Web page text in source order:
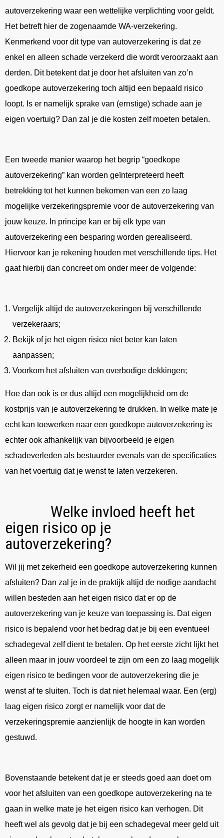
autoverzekering waar een wettelijke verplichting voor geldt.
Het betreft hier de zogenaamde WA-verzekering.
Kenmerkend voor dit type van autoverzekering is dat ze
enkel en alleen schade verzekerd die wordt veroorzaakt aan
derden. Dit betekent dat je door het afsluiten van zo’n
goedkope autoverzekering toch altijd een bepaald risico
loopt. Is er namelijk sprake van (ernstige) schade aan je
eigen voertuig? Dan zal je die kosten zelf moeten betalen.
Een tweede manier waarop het begrip “goedkope
autoverzekering” kan worden geïnterpreteerd heeft
betrekking tot het kunnen bekomen van een zo laag
mogelijke verzekeringspremie voor de autoverzekering van
jouw keuze. In principe kan er bij elk type van
autoverzekering een besparing worden gerealiseerd.
Hiervoor kan je rekening houden met verschillende tips. Het
gaat hierbij dan concreet om onder meer de volgende:
Vergelijk altijd de autoverzekeringen bij verschillende
verzekeraars;
Bekijk of je het eigen risico niet beter kan laten
aanpassen;
Voorkom het afsluiten van overbodige dekkingen;
Hoe dan ook is er dus altijd een mogelijkheid om de
kostprijs van je autoverzekering te drukken. In welke mate je
echt kan toewerken naar een goedkope autoverzekering is
echter ook afhankelijk van bijvoorbeeld je eigen
schadeverleden als bestuurder evenals van de specificaties
van het voertuig dat je wenst te laten verzekeren.
Welke invloed heeft het
eigen risico op je
autoverzekering?
Wil jij met zekerheid een goedkope autoverzekering kunnen
afsluiten? Dan zal je in de praktijk altijd de nodige aandacht
willen besteden aan het eigen risico dat er op de
autoverzekering van je keuze van toepassing is. Dat eigen
risico is bepalend voor het bedrag dat je bij een eventueel
schadegeval zelf dient te betalen. Op het eerste zicht lijkt het
alleen maar in jouw voordeel te zijn om een zo laag mogelijk
eigen risico te bedingen voor de autoverzekering die je
wenst af te sluiten. Toch is dat niet helemaal waar. Een (erg)
laag eigen risico zorgt er namelijk voor dat de
verzekeringspremie aanzienlijk de hoogte in kan worden
gestuwd.
Bovenstaande betekent dat je er steeds goed aan doet om
voor het afsluiten van een goedkope autoverzekering na te
gaan in welke mate je het eigen risico kan verhogen. Dit
heeft wel als gevolg dat je bij een schadegeval meer geld uit